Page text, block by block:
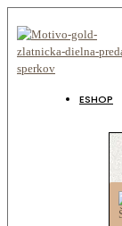
ESHOP